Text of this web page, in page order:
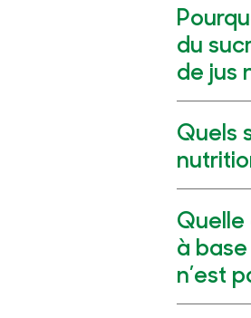
du
de jus
Quels
à
n’est